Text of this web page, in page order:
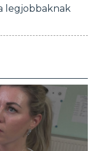
legjobbaknak